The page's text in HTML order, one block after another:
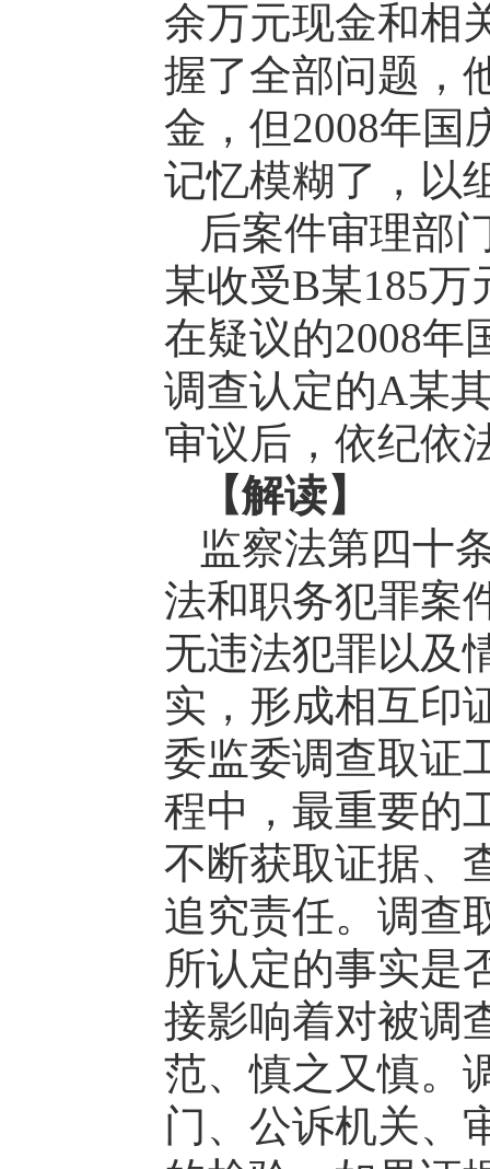
余万元现金和相
握了全部问题，
金，但2008年国
记忆模糊了，以
后案件审理部
某收受B某185
在疑议的2008年
调查认定的A某
审议后，依纪依
【解读】
监察法第四十
法和职务犯罪案
无违法犯罪以及
实，形成相互印
委监委调查取证
程中，最重要的
不断获取证据、
追究责任。调查
所认定的事实是
接影响着对被调
范、慎之又慎。
门、公诉机关、